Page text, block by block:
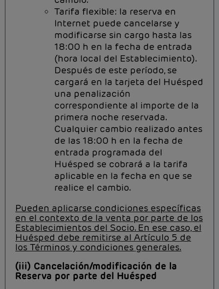
Tarifa flexible: la reserva en
Internet puede cancelarse y
modificarse sin cargo hasta las
18:00 h en la fecha de entrada
(hora local del Establecimiento).
Después de este período, se
cargará en la tarjeta del Huésped
una penalización
correspondiente al importe de la
primera noche reservada.
Cualquier cambio realizado antes
de las 18:00 h en la fecha de
entrada programada del
Huésped se cobrará a la tarifa
aplicable en la fecha en que se
realice el cambio.
Pueden aplicarse condiciones específicas
en el contexto de la venta por parte de los
Establecimientos del Socio. En ese caso, el
Huésped debe remitirse al Artículo 5 de
los Términos y condiciones generales.
(iii) Cancelación/modificación de la
Reserva por parte del Huésped